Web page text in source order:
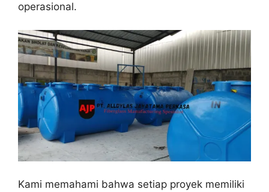
operasional.
Kami memahami bahwa setiap proyek memiliki